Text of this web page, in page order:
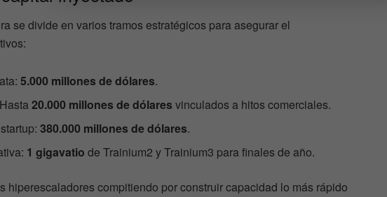
se divide en varios tramos estratégicos para asegurar el
5.000 millones de dólares.
20.000 millones de dólares vinculados a hitos comerciales.
380.000 millones de dólares.
1 gigavatio de Trainium2 y Trainium3 para finales de año.
hiperescaladores compitiendo por construir capacidad lo más rápido